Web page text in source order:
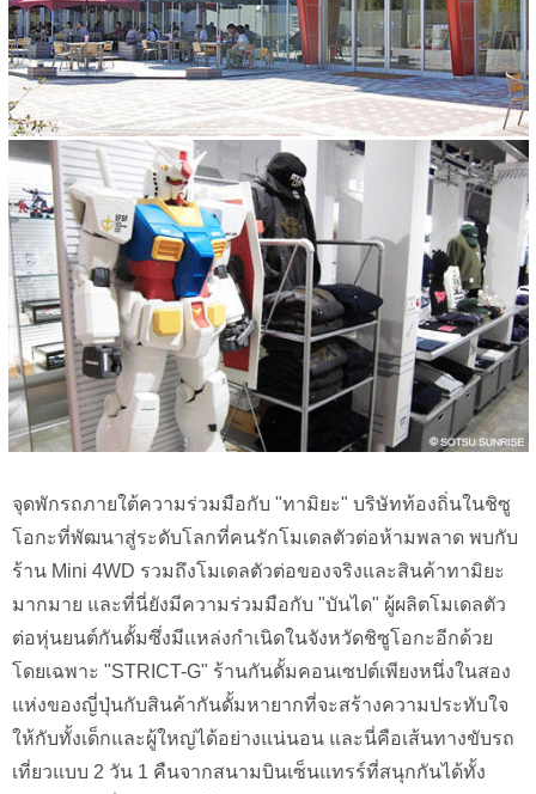
จุดพักรถภายใต้ความร่วมมือกับ "ทามิยะ" บริษัทท้องถิ่นในชิซู
โอกะที่พัฒนาสู่ระดับโลกที่คนรักโมเดลตัวต่อห้ามพลาด พบกับ
ร้าน Mini 4WD รวมถึงโมเดลตัวต่อของจริงและสินค้าทามิยะ
มากมาย และที่นี่ยังมีความร่วมมือกับ "บันได" ผู้ผลิตโมเดลตัว
ต่อหุ่นยนต์กันดั้มซึ่งมีแหล่งกำเนิดในจังหวัดชิซูโอกะอีกด้วย
โดยเฉพาะ "STRICT-G" ร้านกันดั้มคอนเซปต์เพียงหนึ่งในสอง
แห่งของญี่ปุ่นกับสินค้ากันดั้มหายากที่จะสร้างความประทับใจ
ให้กับทั้งเด็กและผู้ใหญ่ได้อย่างแน่นอน และนี่คือเส้นทางขับรถ
เที่ยวแบบ 2 วัน 1 คืนจากสนามบินเซ็นแทรร์ที่สนุกกันได้ทั้ง